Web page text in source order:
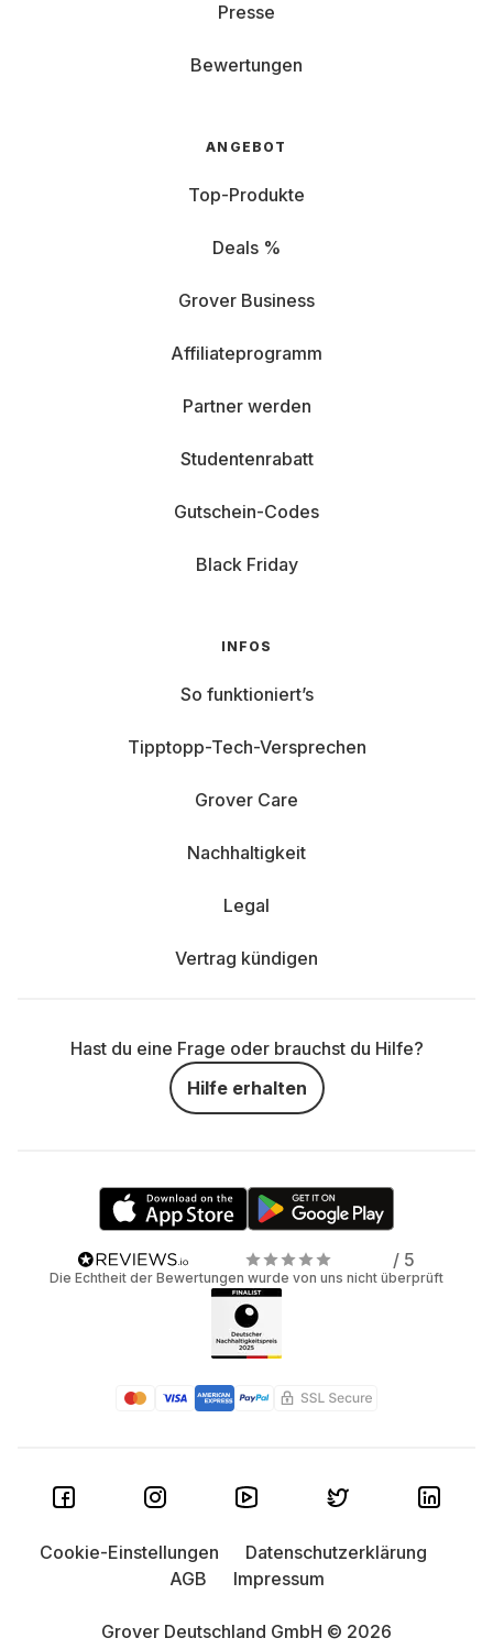
Presse
Bewertungen
ANGEBOT
Top-Produkte
Deals %
Grover Business
Affiliateprogramm
Partner werden
Studentenrabatt
Gutschein-Codes
Black Friday
INFOS
So funktioniert’s
Tipptopp-Tech-Versprechen
Grover Care
Nachhaltigkeit
Legal
Vertrag kündigen
Hast du eine Frage oder brauchst du Hilfe?
Hilfe erhalten
/ 5
Die Echtheit der Bewertungen wurde von uns nicht überprüft
Grover Deutschland GmbH © 2026
Cookie-Einstellungen
Datenschutzerklärung
AGB
Impressum